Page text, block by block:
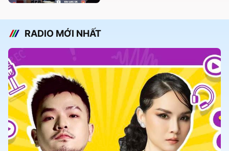
RADIO MỚI NHẤT